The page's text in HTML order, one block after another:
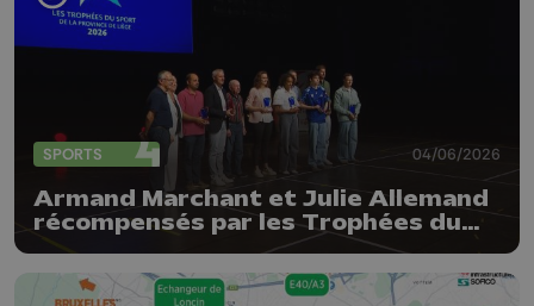
SPORTS 04/06/2026
Armand Marchant et Julie Allemand
récompensés par les Trophées du
sport de la Province de Liège